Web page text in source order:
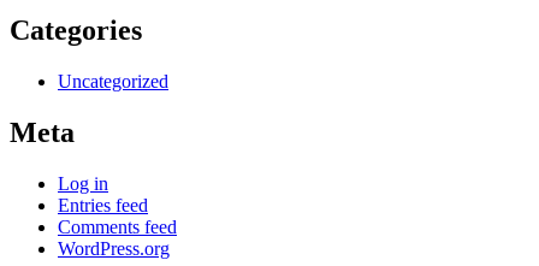
Categories
Uncategorized
Meta
Log in
Entries feed
Comments feed
WordPress.org